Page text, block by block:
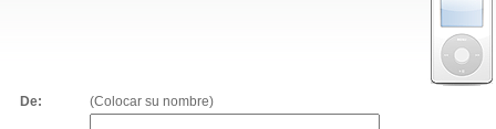
De: (Colocar su nombre)